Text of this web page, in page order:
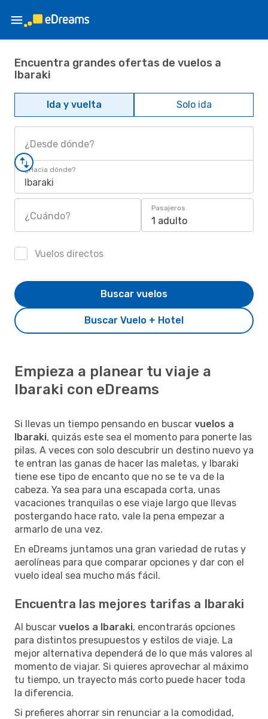
Encuentra grandes ofertas de vuelos a
Ibaraki
Ida y vuelta Solo ida
¿Desde dónde?
¿Hacia dónde?
Ibaraki
¿Cuándo?
Pasajeros
1 adulto
Vuelos directos
Buscar Vuelo + Hotel
Buscar vuelos
Empieza a planear tu viaje a
Ibaraki con eDreams
Si llevas un tiempo pensando en buscar vuelos a
Ibaraki, quizás este sea el momento para ponerte las
pilas. A veces con solo descubrir un destino nuevo ya
te entran las ganas de hacer las maletas, y Ibaraki
tiene ese tipo de encanto que no se te va de la
cabeza. Ya sea para una escapada corta, unas
vacaciones tranquilas o ese viaje largo que llevas
postergando hace rato, vale la pena empezar a
armarlo de una vez.
En eDreams juntamos una gran variedad de rutas y
aerolíneas para que comparar opciones y dar con el
vuelo ideal sea mucho más fácil.
Encuentra las mejores tarifas a Ibaraki
Al buscar vuelos a Ibaraki, encontrarás opciones
para distintos presupuestos y estilos de viaje. La
mejor alternativa dependerá de lo que más valores al
momento de viajar. Si quieres aprovechar al máximo
tu tiempo, un trayecto más corto puede hacer toda
la diferencia.
Si prefieres ahorrar sin renunciar a la comodidad,